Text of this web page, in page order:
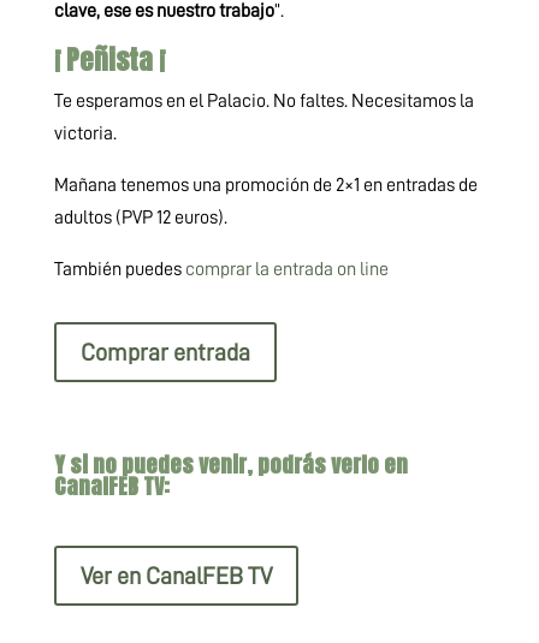
clave, ese es nuestro trabajo”.
¡ Peñista ¡
Te esperamos en el Palacio. No faltes. Necesitamos la
victoria.
Mañana tenemos una promoción de 2×1 en entradas de
adultos (PVP 12 euros).
También puedes comprar la entrada on line
Comprar entrada
Y si no puedes venir, podrás verlo en
CanalFEB TV:
Ver en CanalFEB TV